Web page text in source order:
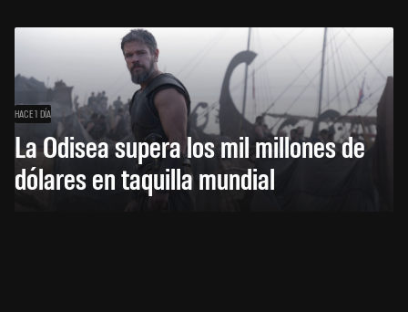
HACE 1 DÍA
La Odisea supera los mil millones de
dólares en taquilla mundial